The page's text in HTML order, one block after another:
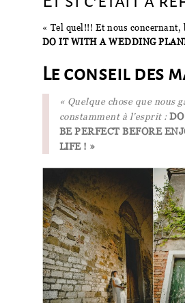
« Tel quel!!! Et nous concernant,
DO IT WITH A WEDDING
Le conseil des
« Quelque chose que nous
constamment à l’esprit :
BE PERFECT BEFORE
LIFE ! »